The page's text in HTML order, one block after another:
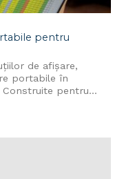
pentru
de afișare,
portabile în
pentru...